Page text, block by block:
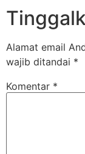
Alamat email
wajib ditandai *
Komentar *